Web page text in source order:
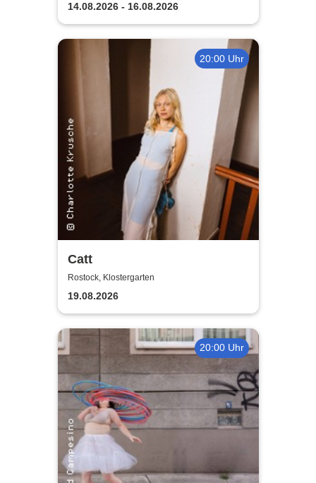
14.08.2026 - 16.08.2026
20:00 Uhr
Catt
Rostock, Klostergarten
19.08.2026
20:00 Uhr